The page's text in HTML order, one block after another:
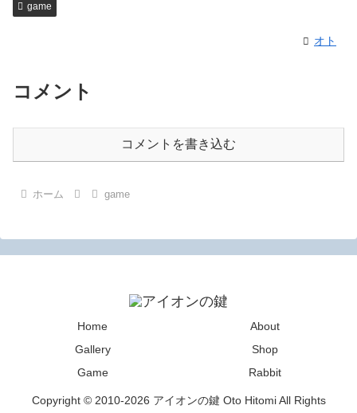
game
オト
コメント
コメントを書き込む
ホーム game
Home
About
Gallery
Shop
Game
Rabbit
Copyright © 2010-2026 アイオンの鍵 Oto Hitomi All Rights